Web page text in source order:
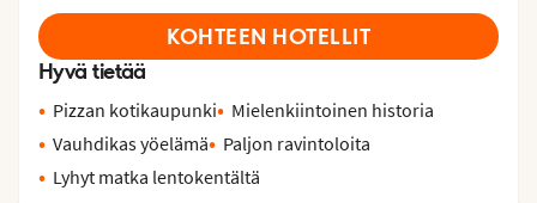
KOHTEEN HOTELLIT
Hyvä tietää
Pizzan kotikaupunki
Mielenkiintoinen historia
Vauhdikas yöelämä
Paljon ravintoloita
Lyhyt matka lentokentältä